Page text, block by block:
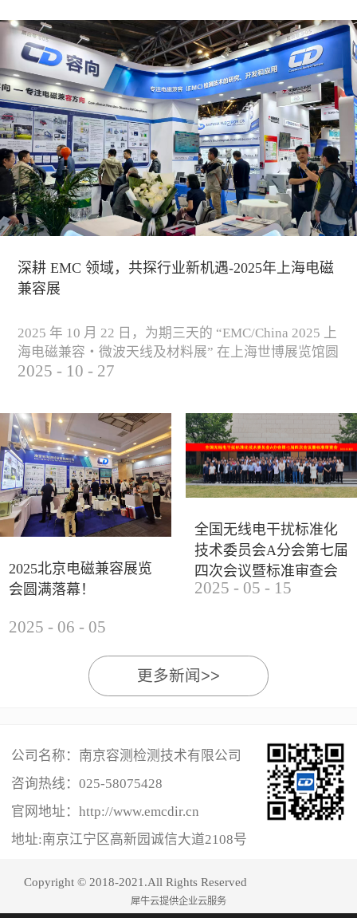
深耕 EMC 领域，共探行业新机遇-2025年上海电磁
兼容展
2025 年 10 月 22 日，为期三天的 “EMC/China 2025 上
海电磁兼容・微波天线及材料展” 在上海世博展览馆圆
满落下帷幕。作为电磁兼容领域的行业盛会，本届展
研讨及产品展示等多种形式，深入交流行业见解，踊
跃探索合作空间，为电磁兼容领域的高质量发展汇聚
了新动能。产品展示展会现场，公司展示了...
2025 - 10 - 27
2025北京电磁兼容展览
会圆满落幕！
2025 - 06 - 05
全国无线电干扰标准化
技术委员会A分会第七届
四次会议暨标准审查会
成功举办
2025 - 05 - 15
更多新闻>>
公司名称：南京容测检测技术有限公司
咨询热线： 025-58075428
官网地址：http://www.emcdir.cn
地址:南京江宁区高新园诚信大道2108号
Copyright © 2018-2021.All Rights Reserved
犀牛云提供企业云服务